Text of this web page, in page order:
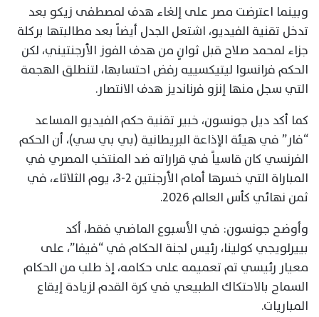
وبينما اعترضت مصر على إلغاء هدف لمصطفى زيكو بعد
تدخل تقنية الفيديو، اشتعل الجدل أيضاً بعد مطالبتها بركلة
جزاء لمحمد صلاح قبل ثوانٍ من هدف الفوز الأرجنتيني، لكن
الحكم فرانسوا ليتيكسييه رفض احتسابها، لتنطلق الهجمة
التي سجل منها إنزو فرنانديز هدف الانتصار.
كما أكد ديل جونسون، خبير تقنية حكم الفيديو المساعد
“فار” في هيئة الإذاعة البريطانية (بي بي سي)، أن الحكم
الفرنسي كان قاسياً في قراراته ضد المنتخب المصري في
المباراة التي خسرها أمام الأرجنتين 2-3، يوم الثلاثاء، في
ثمن نهائي كأس العالم 2026.
وأوضح جونسون: في الأسبوع الماضي فقط، أكد
بييرلويجي كولينا، رئيس لجنة الحكام في “فيفا”، على
معيار رئيسي تم تعميمه على حكامه، إذ طلب من الحكام
السماح بالاحتكاك الطبيعي في كرة القدم لزيادة إيقاع
المباريات.